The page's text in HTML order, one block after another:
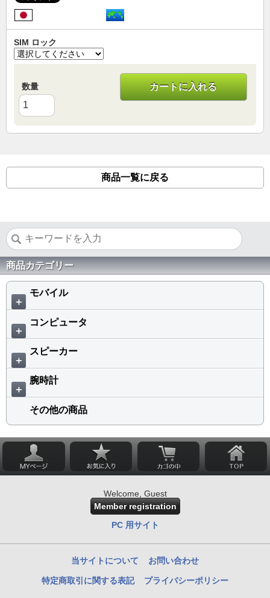
SIM ロック
数量 カートに入れる
商品一覧に戻る
商品カテゴリー
＋
モバイル
＋
コンピュータ
＋
スピーカー
＋
腕時計
その他の商品
Welcome, Guest
Member registration
PC 用サイト
当サイトについて お問い合わせ
特定商取引に関する表記 プライバシーポリシー